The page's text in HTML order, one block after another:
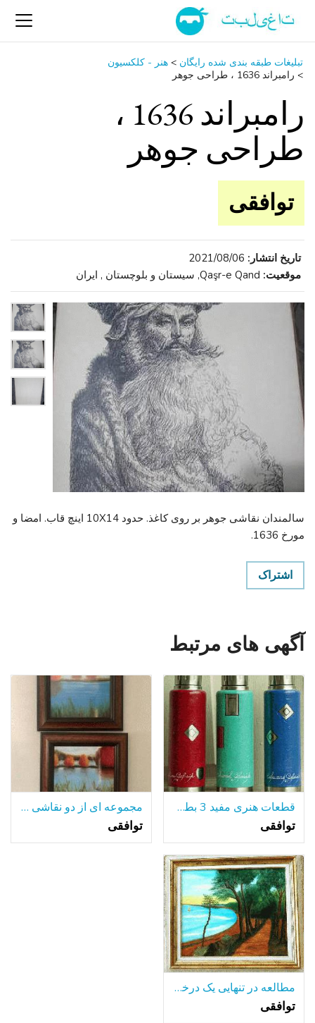
تبلیغات طبقه بندی شده رایگان > هنر - کلکسیون
> رامبراند 1636 ، طراحی جوهر
رامبراند 1636 ،
طراحی جوهر
توافقی
تاریخ انتشار: 2021/08/06
موقعیت: Qaşr-e Qand, سیستان و بلوچستان , ایران
سالمندان نقاشی جوهر بر روی کاغذ. حدود 10X14 اینچ قاب. امضا و
مورخ 1636.
اشتراک
آگهی های مرتبط
قطعات هنری مفید 3 بطری های آلومینیومی جلا
توافقی
مجموعه ای از دو نقاشی رنگ و روغن قاب
توافقی
مطالعه در تنهایی یک درخت تنها-در میان بسیاری از دریاچه.
توافقی